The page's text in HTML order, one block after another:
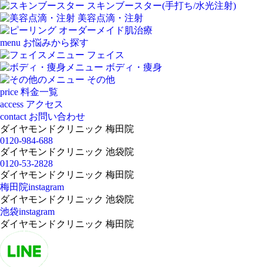
スキンブースター(手打ち/水光注射)
美容点滴・注射
オーダーメイド肌治療
menu お悩みから探す
フェイス
ボディ・痩身
その他
price 料金一覧
access アクセス
contact お問い合わせ
ダイヤモンドクリニック 梅田院
0120-984-688
ダイヤモンドクリニック 池袋院
0120-53-2828
ダイヤモンドクリニック 梅田院
梅田院instagram
ダイヤモンドクリニック 池袋院
池袋instagram
ダイヤモンドクリニック 梅田院